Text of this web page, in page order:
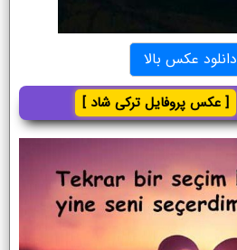
دانلود عکس بالا
[ عکس پروفایل ترکی شاد ]